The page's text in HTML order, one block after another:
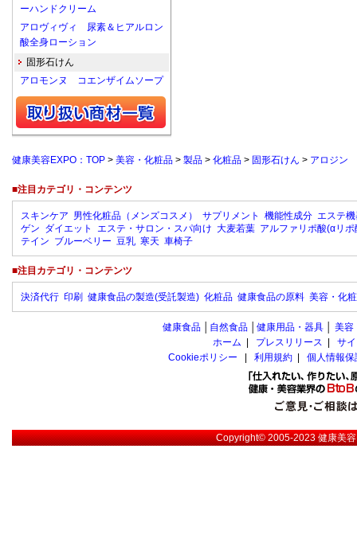
ーハンドクリーム
アロヴィヴィ 尿素＆ヒアルロン
酸全身ローション
固形石けん
アロモンヌ コエンザイムソープ
健康美容EXPO：TOP > 美容・化粧品 > 製品 > 化粧品 > 固形石けん > アロジン
■注目カテゴリ・コンテンツ
スキンケア 男性化粧品（メンズコスメ） サプリメント 機能性成分 エステ
ゲン ダイエット エステ・サロン・スパ向け 大麦若葉 アルファリポ酸(αリポ
テイン ブルーベリー 豆乳 寒天 車椅子
■注目カテゴリ・コンテンツ
決済代行 印刷 健康食品の製造(受託製造) 化粧品 健康食品の原料 美容・化
健康食品 自然食品 健康用品・器具 美容
ホーム
プレスリリース
サ
Cookieポリシー
利用規約 個人情報
Copyright© 2005-2023健康美